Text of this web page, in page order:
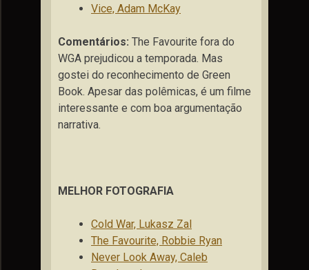
Vice, Adam McKay
Comentários: The Favourite fora do
WGA prejudicou a temporada. Mas
gostei do reconhecimento de Green
Book. Apesar das polêmicas, é um filme
interessante e com boa argumentação
narrativa.
MELHOR FOTOGRAFIA
Cold War, Lukasz Zal
The Favourite, Robbie Ryan
Never Look Away, Caleb